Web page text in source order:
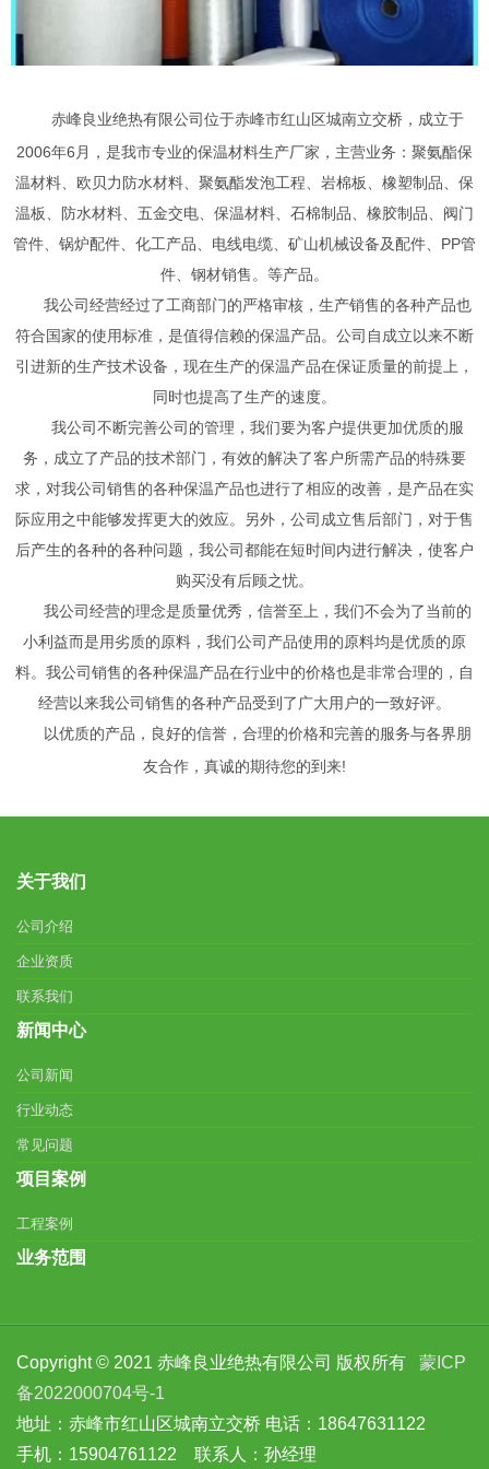
赤峰良业绝热有限公司位于赤峰市红山区城南立交桥，成立于
2006年6月，是我市专业的保温材料生产厂家，主营业务：聚氨酯保
温材料、欧贝力防水材料、聚氨酯发泡工程、岩棉板、橡塑制品、保
温板、防水材料、五金交电、保温材料、石棉制品、橡胶制品、阀门
管件、锅炉配件、化工产品、电线电缆、矿山机械设备及配件、PP管
件、钢材销售。等产品。
我公司经营经过了工商部门的严格审核，生产销售的各种产品也
符合国家的使用标准，是值得信赖的保温产品。公司自成立以来不断
引进新的生产技术设备，现在生产的保温产品在保证质量的前提上，
同时也提高了生产的速度。
我公司不断完善公司的管理，我们要为客户提供更加优质的服
务，成立了产品的技术部门，有效的解决了客户所需产品的特殊要
求，对我公司销售的各种保温产品也进行了相应的改善，是产品在实
际应用之中能够发挥更大的效应。另外，公司成立售后部门，对于售
后产生的各种的各种问题，我公司都能在短时间内进行解决，使客户
购买没有后顾之忧。
我公司经营的理念是质量优秀，信誉至上，我们不会为了当前的
小利益而是用劣质的原料，我们公司产品使用的原料均是优质的原
料。我公司销售的各种保温产品在行业中的价格也是非常合理的，自
经营以来我公司销售的各种产品受到了广大用户的一致好评。
以优质的产品，良好的信誉，合理的价格和完善的服务与各界朋
友合作，真诚的期待您的到来!
关于我们
公司介绍
企业资质
联系我们
新闻中心
公司新闻
行业动态
常见问题
项目案例
工程案例
业务范围
Copyright © 2021 赤峰良业绝热有限公司 版权所有 蒙ICP
备2022000704号-1
地址：赤峰市红山区城南立交桥 电话：18647631122
手机：15904761122 联系人：孙经理